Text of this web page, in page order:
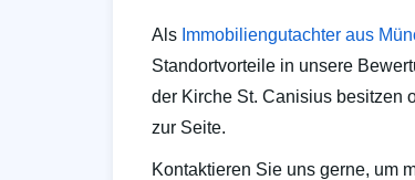
Als Immobiliengutachter aus
Standortvorteile in unsere
der Kirche St. Canisius besitzen
zur Seite.
Kontaktieren Sie uns gerne, um